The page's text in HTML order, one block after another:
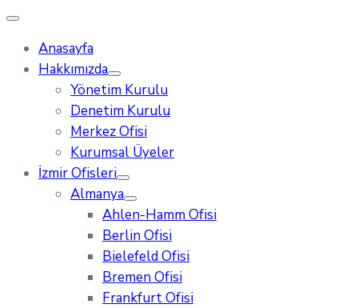
Anasayfa
Hakkımızda
Yönetim Kurulu
Denetim Kurulu
Merkez Ofisi
Kurumsal Üyeler
İzmir Ofisleri
Almanya
Ahlen-Hamm Ofisi
Berlin Ofisi
Bielefeld Ofisi
Bremen Ofisi
Frankfurt Ofisi